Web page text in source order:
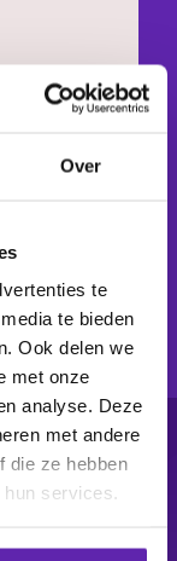
Over
te
te bieden
Ook delen we
met onze
analyse. Deze
met andere
die ze hebben
services.
situaties:
of
en